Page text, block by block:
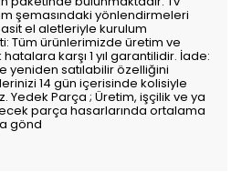
şemasındaki yönlendirmeleri
el aletleriyle kurulum
Tüm ürünlerimizde üretim ve
karşı 1 yıl garantilidir. İade:
yeniden satılabilir özelliğini
14 gün içerisinde kolisiyle
Yedek Parça ; Üretim, işçilik ve ya
parça hasarlarında ortalama
gönd